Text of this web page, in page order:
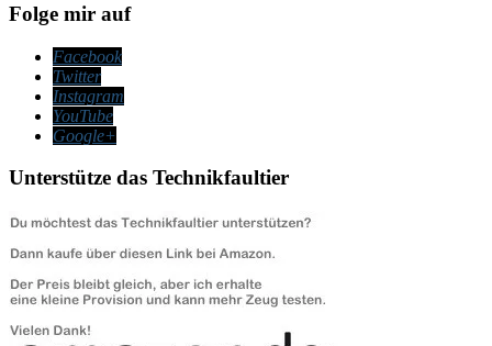
Folge mir auf
Facebook
Twitter
Instagram
YouTube
Google+
Unterstütze das Technikfaultier